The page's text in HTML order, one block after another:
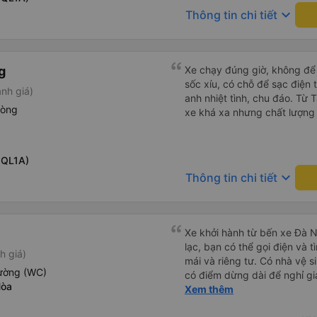
và thậm chí còn đón tôi tại
buổi sáng. ngu ngốc đến
buýt 79-05527 rất nhiều tài
không biết gì nhưng tài xế
liên tục hỏi trên Google
hỏi những câu hỏi kỳ lạ,
khách sạn của chúng tôi
vì tôi trông ngu ngốc quá..
tài xế thì sẽ rất nguy
nào, &quot;B Bạn bị sao
bạn vậy?&quot; Bây giờ là
bằng xe bu lông
tôi quá ngu ngốc. Tôi vẫn
nếu không có tài xế... Cảm
Thông tin chi tiết keyboard_arrow_down
giá)
Xe chạy đúng giờ, không
sốc xíu, có chỗ để sạc điện
anh nhiệt tình, chu đáo. Từ
xe khá xa nhưng chất
Thông tin chi tiết keyboard_arrow_down
giá)
(WC)
Xe khởi hành từ bến xe Đà
lạc, bạn có thể gọi điện và
mái và riêng tư. Có nhà vệ
có điểm dừng dài để nghỉ
tuyệt vời.
Xem thêm